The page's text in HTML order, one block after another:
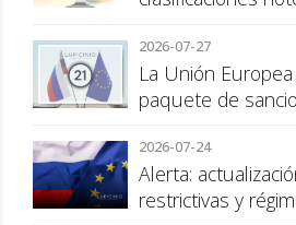
consumidor
2026-07-27
La Unión
paquete de
2026-07-24
Alerta:
restrictivas y